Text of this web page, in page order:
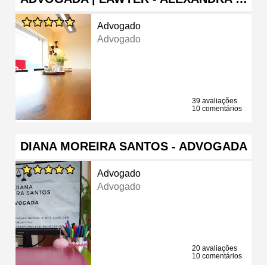
Advogado
Advogado
39 avaliações
10 comentários
DIANA MOREIRA SANTOS - ADVOGADA
Advogado
Advogado
20 avaliações
10 comentários